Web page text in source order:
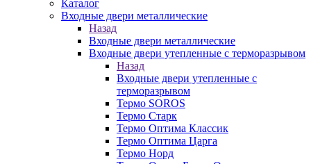
Каталог
Входные двери металлические
Назад
Входные двери металлические
Входные двери утепленные с терморазрывом
Назад
Входные двери утепленные с
терморазрывом
Термо SOROS
Термо Старк
Термо Оптима Классик
Термо Оптима Царга
Термо Норд